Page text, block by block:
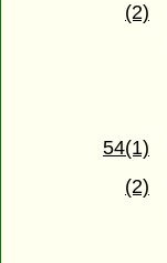
(2)
54(1)
(2)